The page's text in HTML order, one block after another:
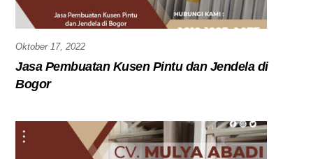
Oktober 17, 2022
Jasa Pembuatan Kusen Pintu dan Jendela di
Bogor